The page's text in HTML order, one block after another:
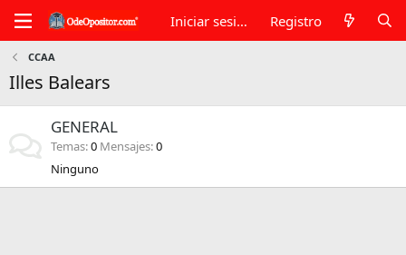
Iniciar sesión Registro
CCAA
Illes Balears
GENERAL
Temas 0 Mensajes 0
Ninguno